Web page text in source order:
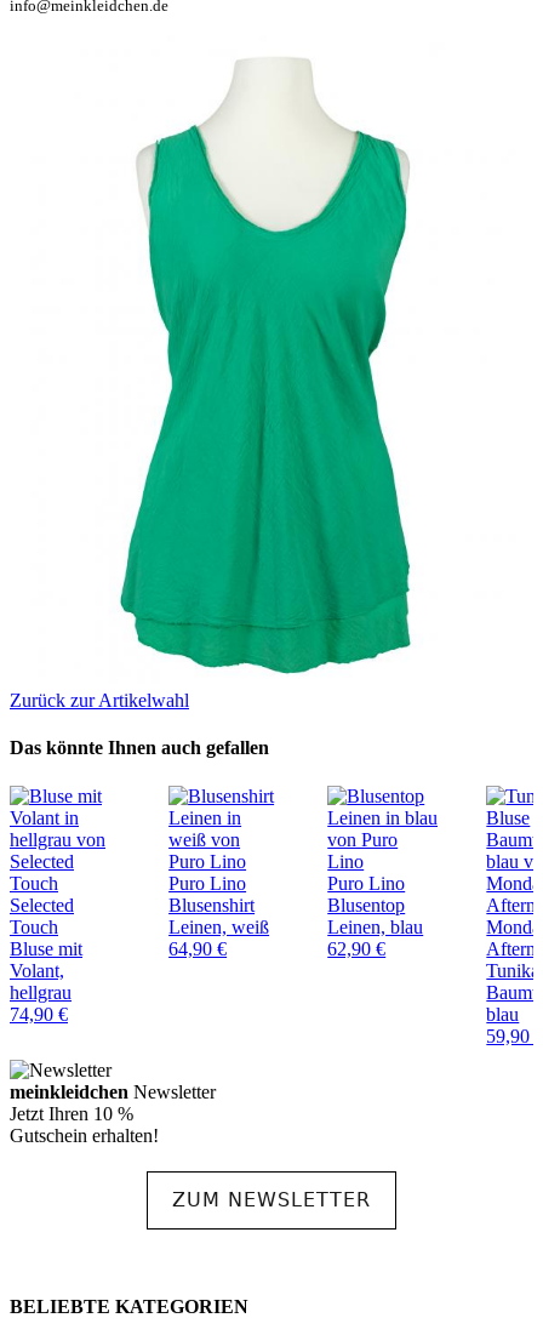
info@meinkleidchen.de
Zurück zur Artikelwahl
Das könnte Ihnen auch gefallen
Selected
Touch
Bluse mit
Volant,
hellgrau
74,90 €
Puro Lino
Blusenshirt
Leinen, weiß
64,90 €
Puro Lino
Blusentop
Leinen, blau
62,90 €
blau
59,90
meinkleidchen Newsletter
Jetzt Ihren 10 %
Gutschein erhalten!
ZUM NEWSLETTER
BELIEBTE KATEGORIEN